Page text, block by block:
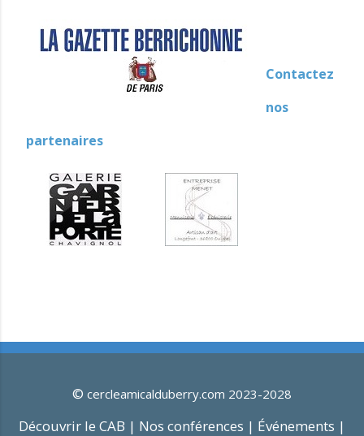
Contactez
nos
partenaires
© cercleamicalduberry.com 2023-2028
Découvrir le CAB | Nos conférences | Événements |